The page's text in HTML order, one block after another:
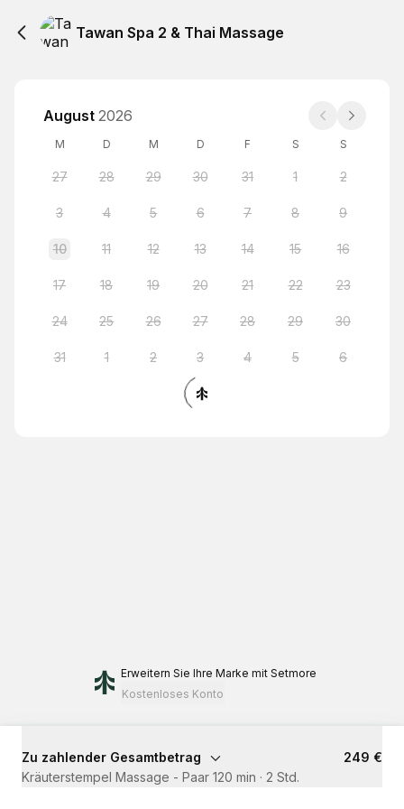
Tawan Spa 2 & Thai Massage
August 2026
M D M D F S S
27 28 29 30 31 1 2
3 4 5 6 7 8 9
10 11 12 13 14 15 16
17 18 19 20 21 22 23
24 25 26 27 28 29 30
31 1 2 3 4 5 6
Erweitern Sie Ihre Marke mit Setmore
Kostenloses Konto
Zu zahlender Gesamtbetrag
249 €
Kräuterstempel Massage - Paar 120 min · 2 Std.